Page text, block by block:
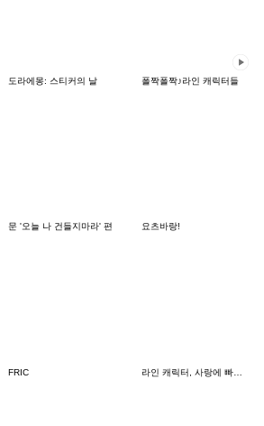
도라에몽: 스티커의 날 폴짝폴짝♪라인 캐릭터들
문 '오늘 나 건들지마라' 편 요츠바랑!
FRIC 라인 캐릭터, 사랑에 빠지다!